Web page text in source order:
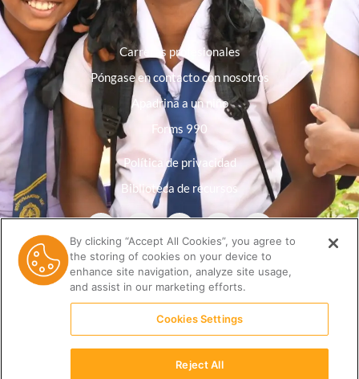
Carreras profesionales
Póngase en contacto con nosotros
Apadrina a un niño
Forms 990
Política de privacidad
Biblioteca de recursos
By clicking “Accept All Cookies”, you agree to
the storing of cookies on your device to
enhance site navigation, analyze site usage,
and assist in our marketing efforts.
Cookies Settings
Reject All